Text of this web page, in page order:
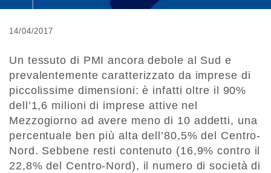
14/04/2017
Un tessuto di PMI ancora debole al Sud e
prevalentemente caratterizzato da imprese di
piccolissime dimensioni: è infatti oltre il 90%
dell’1,6 milioni di imprese attive nel
Mezzogiorno ad avere meno di 10 addetti, una
percentuale ben più alta dell’80,5% del Centro-
Nord. Sebbene resti contenuto (16,9% contro il
22,8% del Centro-Nord), il numero di società di